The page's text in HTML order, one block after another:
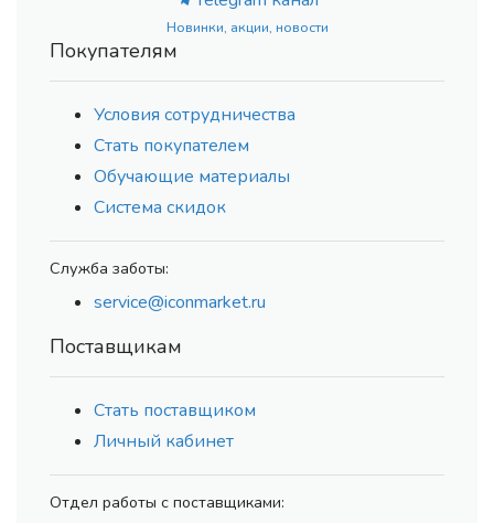
Новинки, акции, новости
Покупателям
Условия сотрудничества
Стать покупателем
Обучающие материалы
Система скидок
Служба заботы:
service@iconmarket.ru
Поставщикам
Стать поставщиком
Личный кабинет
Отдел работы с поставщиками: